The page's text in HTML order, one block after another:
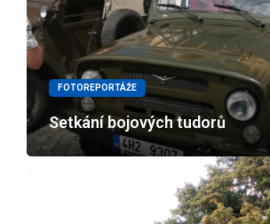
FOTOREPORTÁŽE
Setkání bojových tudorů